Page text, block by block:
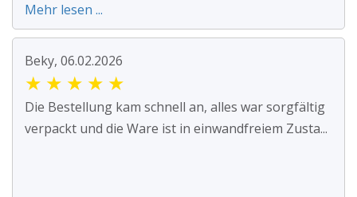
Mehr lesen ...
Beky, 06.02.2026
★ ★ ★ ★ ★
Die Bestellung kam schnell an, alles war sorgfältig
verpackt und die Ware ist in einwandfreiem Zusta...